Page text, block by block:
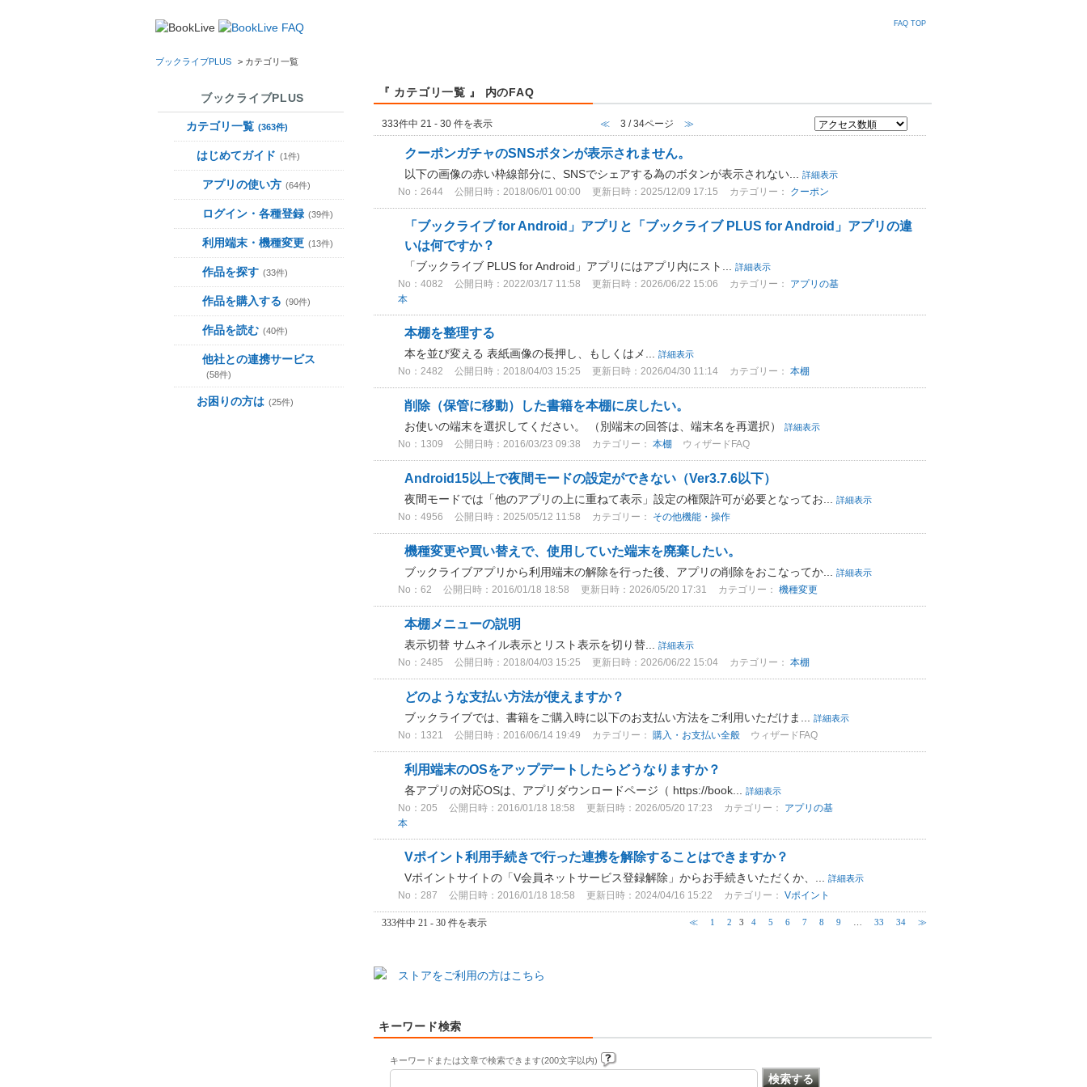
FAQ TOP
ブックライブPLUS > カテゴリ一覧
ブックライブPLUS
カテゴリ一覧 (363件)
はじめてガイド (1件)
アプリの使い方 (64件)
ログイン・各種登録 (39件)
利用端末・機種変更 (13件)
作品を探す (33件)
作品を購入する (90件)
作品を読む (40件)
他社との連携サービス
(58件)
お困りの方は (25件)
『 カテゴリ一覧 』 内のFAQ
333件中 21 - 30 件を表示 ≪ 3 / 34ページ ≫
クーポンガチャのSNSボタンが表示されません。
以下の画像の赤い枠線部分に、SNSでシェアする為のボタンが表示されない... 詳細表示
No：2644 公開日時：2018/06/01 00:00 更新日時：2025/12/09 17:15 カテゴリー： クーポン
「ブックライブ for Android」アプリと「ブックライブ PLUS for Android」アプリの違
いは何ですか？
「ブックライブ PLUS for Android」アプリにはアプリ内にスト... 詳細表示
No：4082 公開日時：2022/03/17 11:58 更新日時：2026/06/22 15:06 カテゴリー： アプリの基
本
本棚を整理する
本を並び変える 表紙画像の長押し、もしくはメ... 詳細表示
No：2482 公開日時：2018/04/03 15:25 更新日時：2026/04/30 11:14 カテゴリー： 本棚
削除（保管に移動）した書籍を本棚に戻したい。
お使いの端末を選択してください。 （別端末の回答は、端末名を再選択） 詳細表示
No：1309 公開日時：2016/03/23 09:38 カテゴリー： 本棚 ウィザードFAQ
Android15以上で夜間モードの設定ができない（Ver3.7.6以下）
夜間モードでは「他のアプリの上に重ねて表示」設定の権限許可が必要となってお... 詳細表示
No：4956 公開日時：2025/05/12 11:58 カテゴリー： その他機能・操作
機種変更や買い替えで、使用していた端末を廃棄したい。
ブックライブアプリから利用端末の解除を行った後、アプリの削除をおこなってか... 詳細表示
No：62 公開日時：2016/01/18 18:58 更新日時：2026/05/20 17:31 カテゴリー： 機種変更
本棚メニューの説明
表示切替 サムネイル表示とリスト表示を切り替... 詳細表示
No：2485 公開日時：2018/04/03 15:25 更新日時：2026/06/22 15:04 カテゴリー： 本棚
どのような支払い方法が使えますか？
ブックライブでは、書籍をご購入時に以下のお支払い方法をご利用いただけま... 詳細表示
No：1321 公開日時：2016/06/14 19:49 カテゴリー： 購入・お支払い全般 ウィザードFAQ
利用端末のOSをアップデートしたらどうなりますか？
各アプリの対応OSは、アプリダウンロードページ（ https://book... 詳細表示
No：205 公開日時：2016/01/18 18:58 更新日時：2026/05/20 17:23 カテゴリー： アプリの基
本
Vポイント利用手続きで行った連携を解除することはできますか？
Vポイントサイトの「V会員ネットサービス登録解除」からお手続きいただくか、... 詳細表示
No：287 公開日時：2016/01/18 18:58 更新日時：2024/04/16 15:22 カテゴリー： Vポイント
333件中 21 - 30 件を表示 ≪ 1 2 3 4 5 6 7 8 9 33 34 ≫
ストアをご利用の方はこちら
キーワード検索
キーワードまたは文章で検索できます(200文字以内)